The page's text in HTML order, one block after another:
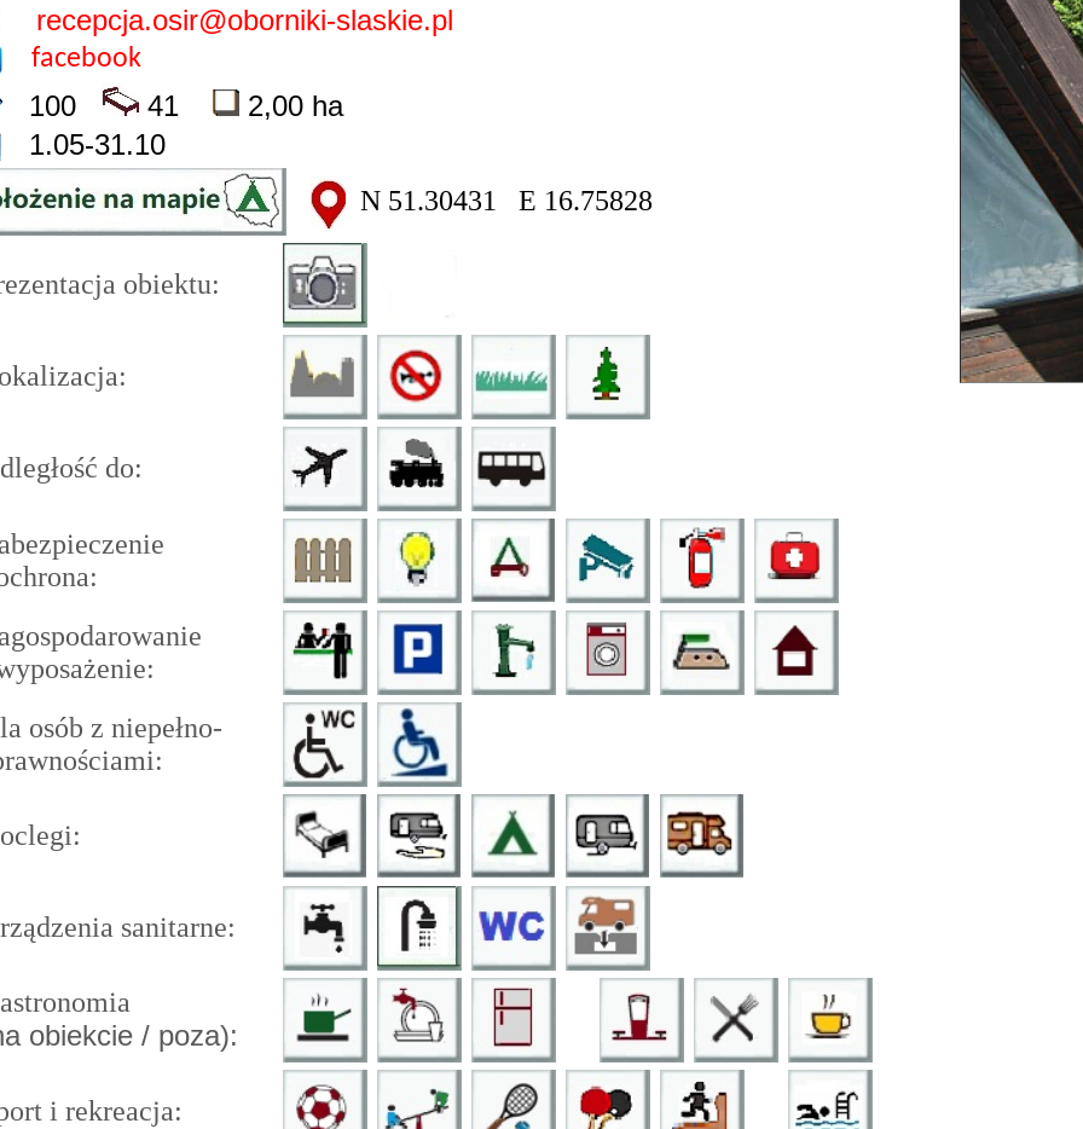
recepcja.osir@oborniki-slaskie.pl
facebook
100 41
2,00 ha
1.05-31.10
N 51.30431 E 16.75828
obiektu:
do:
osób z niepełno-
sanitarne:
obiekcie / poza):
i rekreacja: